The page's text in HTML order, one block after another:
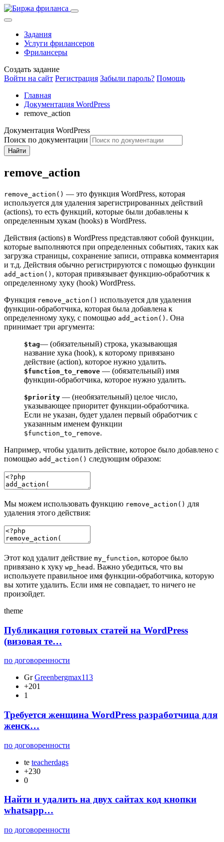
Задания
Услуги фрилансеров
Фрилансеры
Создать задание
Войти на сайт Регистрация Забыли пароль? Помощь
Главная
Документация WordPress
remove_action
Документация WordPress
Поиск по документации
Найти
remove_action
remove_action() — это функция WordPress, которая
используется для удаления зарегистрированных действий
(actions), то есть функций, которые были добавлены к
определенным хукам (hooks) в WordPress.
Действия (actions) в WordPress представляют собой функции,
которые выполняются при определенных событиях, таких как
загрузка страницы, сохранение записи, отправка комментария
и т.д. Действия обычно регистрируются с помощью функции
add_action() , которая привязывает функцию-обработчик к
определенному хуку (hook) WordPress.
Функция remove_action() используется для удаления
функции-обработчика, которая была добавлена к
определенному хуку, с помощью add_action() . Она
принимает три аргумента:
$tag— (обязательный) строка, указывающая
название хука (hook), к которому привязано
действие (action), которое нужно удалить.
$function_to_remove — (обязательный) имя
функции-обработчика, которое нужно удалить.
$priority — (необязательный) целое число,
указывающее приоритет функции-обработчика.
Если не указан, будет удален первый обработчик с
указанным именем функции
$function_to_remove.
Например, чтобы удалить действие, которое было добавлено с
помощью add_action() следующим образом:
Мы можем использовать функцию remove_action() для
удаления этого действия:
Этот код удалит действие my_function, которое было
привязано к хуку wp_head . Важно убедиться, что вы
используете правильное имя функции-обработчика, которую
вы хотите удалить. Если имя не совпадает, то ничего не
произойдет.
theme
Публикация готовых статей на WordPress
(визовая те…
по договоренности
Gr Greenbergmax113
+201
1
Требуется женщина WordPress разработчица для
женск…
по договоренности
te teacherdags
+230
0
Найти и удалить на двух сайтах код кнопки
whatsapp…
по договоренности